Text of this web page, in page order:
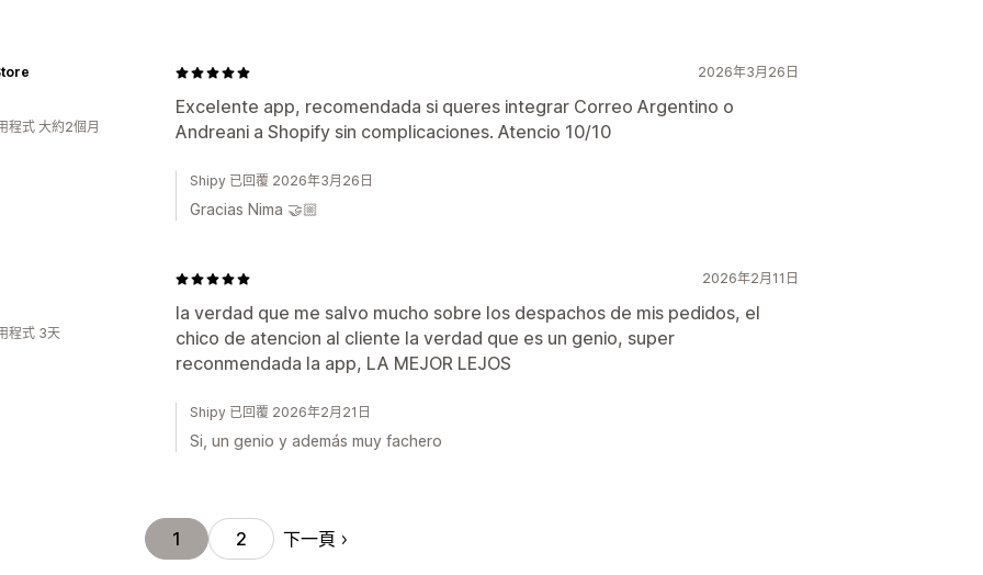
2026年3月26日
Excelente app, recomendada si queres integrar Correo Argentino o
Andreani a Shopify sin complicaciones. Atencio 10/10
程式 大約2個月
Shipy 已回覆 2026年3月26日
Gracias Nima 🤝🏼
2026年2月11日
la verdad que me salvo mucho sobre los despachos de mis pedidos, el
chico de atencion al cliente la verdad que es un genio, super
reconmendada la app, LA MEJOR LEJOS
程式 3天
Shipy 已回覆 2026年2月21日
Si, un genio y además muy fachero
1 2 下一頁